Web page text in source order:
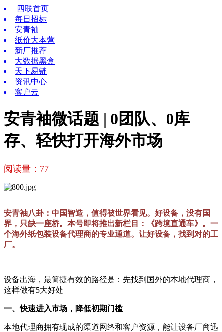
四联首页
每日招标
安青袖
纸价大本营
新厂推荐
大数据黑盒
天下易链
资讯中心
客户云
安青袖微话题 | 0团队、0库
存、轻快打开海外市场
阅读量： 77
安青袖八卦：中国智造，值得被世界看见。好设备，没有国
界，只缺一座桥。本号即将推出新栏目：《跨境直通车》。一
个海外纸包装设备代理商的专业通道。让好设备，找到对的工
厂。
设备出海，最简捷有效的路径是：先找到国外的本地代理商，
这样做有5大好处
一、快速进入市场，降低初期门槛
本地代理商拥有现成的渠道网络和客户资源，能让设备厂商迅